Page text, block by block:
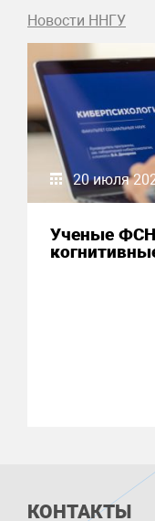
Новости ННГУ
20 июля
Ученые ФСН
КОНТАКТЫ